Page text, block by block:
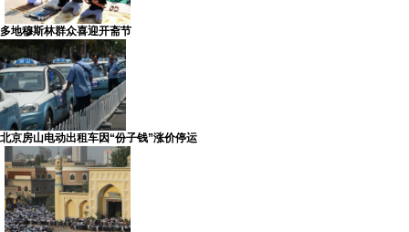
多地穆斯林群众喜迎开斋节
北京房山电动出租车因“份子钱”涨价停运